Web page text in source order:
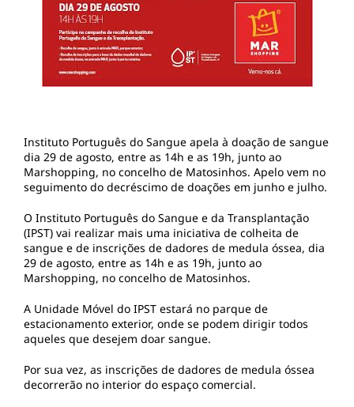
Instituto Português do Sangue apela à doação de sangue
dia 29 de agosto, entre as 14h e as 19h, junto ao
Marshopping, no concelho de Matosinhos. Apelo vem no
seguimento do decréscimo de doações em junho e julho.
O Instituto Português do Sangue e da Transplantação
(IPST) vai realizar mais uma iniciativa de colheita de
sangue e de inscrições de dadores de medula óssea, dia
29 de agosto, entre as 14h e as 19h, junto ao
Marshopping, no concelho de Matosinhos.
A Unidade Móvel do IPST estará no parque de
estacionamento exterior, onde se podem dirigir todos
aqueles que desejem doar sangue.
Por sua vez, as inscrições de dadores de medula óssea
decorrerão no interior do espaço comercial.